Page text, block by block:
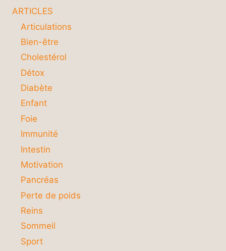
ARTICLES
Articulations
Bien-être
Cholestérol
Détox
Diabète
Enfant
Foie
Immunité
Intestin
Motivation
Pancréas
Perte de poids
Reins
Sommeil
Sport